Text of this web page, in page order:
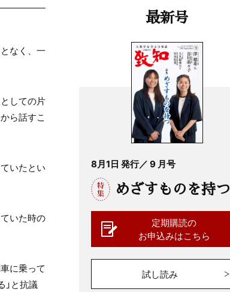
なく、一
しての片
ら話すこ
いたとい
いた時の
に乗って
」と抗議
最新号
8月1日 発行／ 9 月号
めざすものを持つ
定期購読の
お申込みはこちら
試し読み